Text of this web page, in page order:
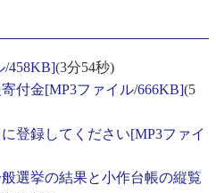
/458KB](3分54秒)
付金[MP3ファイル/666KB](5
登録してください[MP3ファイ
選挙の結果と小作台帳の縦覧